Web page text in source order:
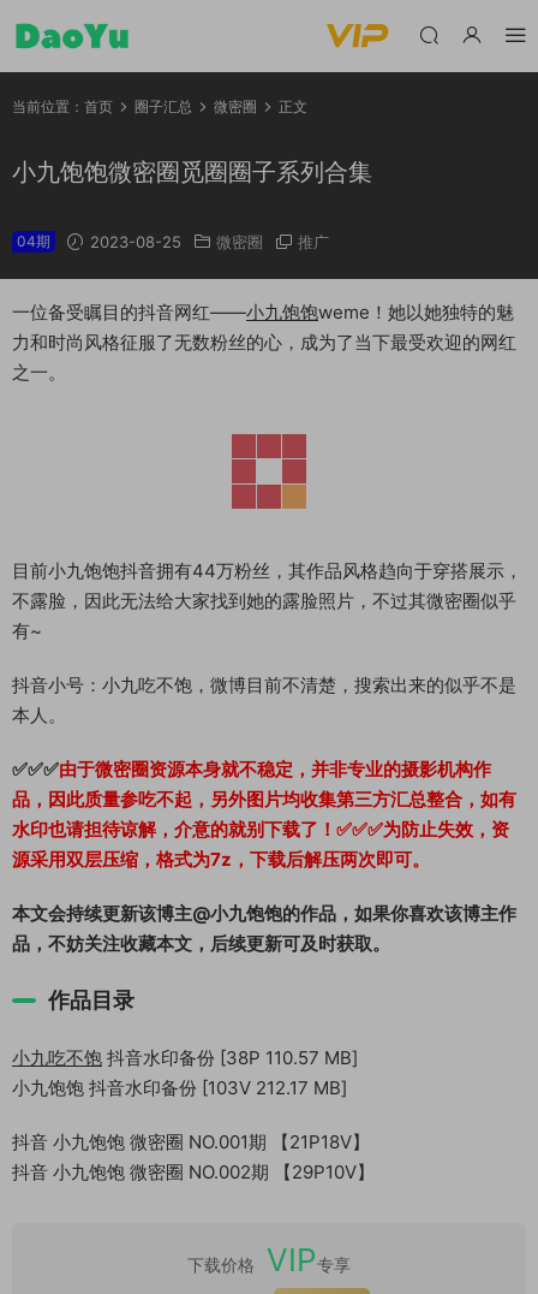
当前位置： 首页 圈子汇总 微密圈 正文
小九饱饱微密圈觅圈圈子系列合集
04期 2023-08-25 微密圈 推广
一位备受瞩目的抖音网红——小九饱饱weme！她以她独特的魅
力和时尚风格征服了无数粉丝的心，成为了当下最受欢迎的网红
之一。
目前小九饱饱抖音拥有44万粉丝，其作品风格趋向于穿搭展示，
不露脸，因此无法给大家找到她的露脸照片，不过其微密圈似乎
有~
抖音小号：小九吃不饱，微博目前不清楚，搜索出来的似乎不是
本人。
✅✅✅由于微密圈资源本身就不稳定，并非专业的摄影机构作
品，因此质量参吃不起，另外图片均收集第三方汇总整合，如有
水印也请担待谅解，介意的就别下载了！✅✅✅为防止失效，资
源采用双层压缩，格式为7z，下载后解压两次即可。
本文会持续更新该博主@小九饱饱的作品，如果你喜欢该博主作
品，不妨关注收藏本文，后续更新可及时获取。
作品目录
小九吃不饱 抖音水印备份 [38P 110.57 MB]
小九饱饱 抖音水印备份 [103V 212.17 MB]
抖音 小九饱饱 微密圈 NO.001期 【21P18V】
抖音 小九饱饱 微密圈 NO.002期 【29P10V】
下载价格 VIP专享